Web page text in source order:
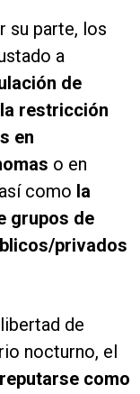
su parte, los
a
de
la restricción
en
o en
como la
grupos de
privados
de
nocturno, el
como